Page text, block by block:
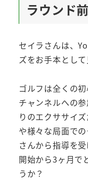
ラウンド
セイラさんは、
ズをお手本として
ゴルフは全くの
チャンネルへの
りのエクササイ
や様々な局面で
さんから指導を
開始から3ヶ月で
うか？